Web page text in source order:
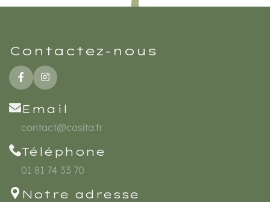
Contactez-nous
Email
contact@casita.fr
Téléphone
01 81 74 33 70
Notre adresse